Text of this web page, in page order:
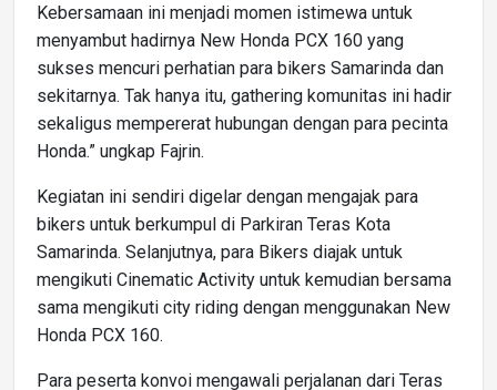
Kebersamaan ini menjadi momen istimewa untuk
menyambut hadirnya New Honda PCX 160 yang
sukses mencuri perhatian para bikers Samarinda dan
sekitarnya. Tak hanya itu, gathering komunitas ini hadir
sekaligus mempererat hubungan dengan para pecinta
Honda.” ungkap Fajrin.
Kegiatan ini sendiri digelar dengan mengajak para
bikers untuk berkumpul di Parkiran Teras Kota
Samarinda. Selanjutnya, para Bikers diajak untuk
mengikuti Cinematic Activity untuk kemudian bersama
sama mengikuti city riding dengan menggunakan New
Honda PCX 160.
Para peserta konvoi mengawali perjalanan dari Teras